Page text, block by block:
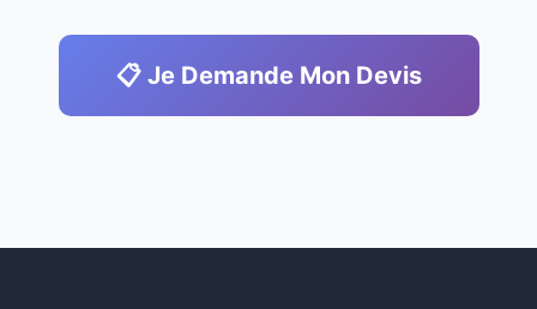
📋 Je Demande Mon Devis